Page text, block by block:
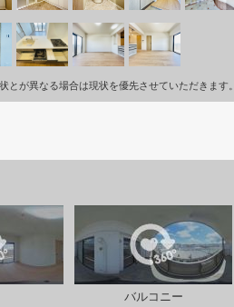
とが異なる場合は現状を優先させていただきます。
バルコニー